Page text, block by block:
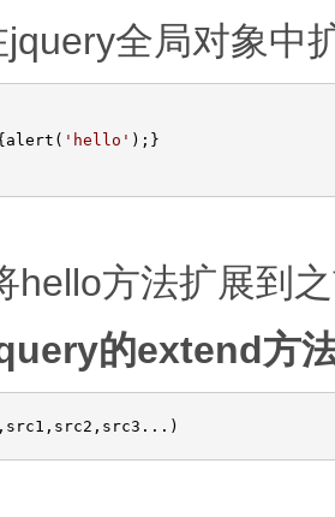
全局对象中扩
' hello ' );}
方法扩展到之
的extend方